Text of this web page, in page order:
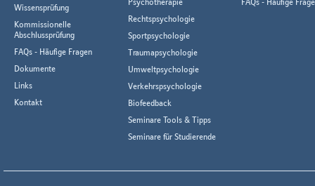
Wissensprüfung
Kommissionelle
Abschlussprüfung
FAQs - Häufige Fragen
Dokumente
Links
Kontakt
Rechtspsychologie
Sportpsychologie
Traumapsychologie
Umweltpsychologie
Verkehrspsychologie
Biofeedback
Seminare Tools & Tipps
Seminare für Studierende